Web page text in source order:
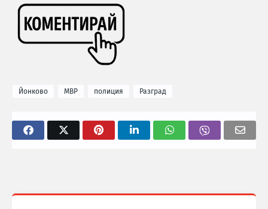
Йонково МВР полиция Разград